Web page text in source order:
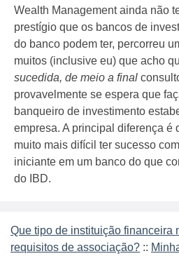
Wealth Management ainda não
prestígio que os bancos de
do banco podem ter, percorreu
muitos (inclusive eu) que acho
sucedida, de meio a final
provavelmente se espera que
banqueiro de investimento
empresa. A principal diferença é
muito mais difícil ter sucesso
iniciante em um banco do que
do IBD.
Que tipo de instituição financeira
requisitos de associação? ::